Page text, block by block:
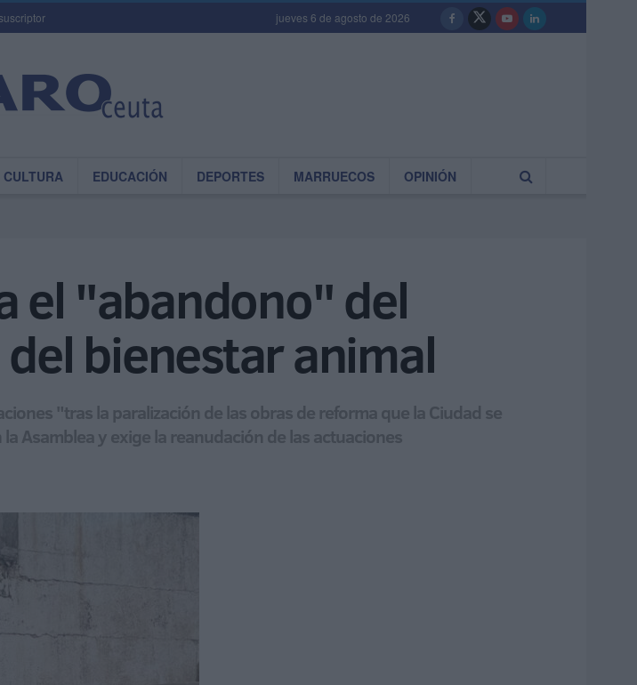
jueves 6 de agosto de 2026
CULTURA EDUCACIÓN DEPORTES MARRUECOS OPINIÓN
el "abandono" del
bienestar animal
"tras la paralización de las obras de reforma que la Ciudad se
Asamblea y exige la reanudación de las actuaciones